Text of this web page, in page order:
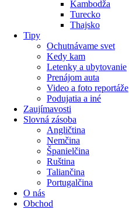
Kambodža
Turecko
Thajsko
Tipy
Ochutnávame svet
Kedy kam
Letenky a ubytovanie
Prenájom auta
Video a foto reportáže
Podujatia a iné
Zaujímavosti
Slovná zásoba
Angličtina
Nemčina
Španielčina
Ruština
Taliančina
Portugalčina
O nás
Obchod